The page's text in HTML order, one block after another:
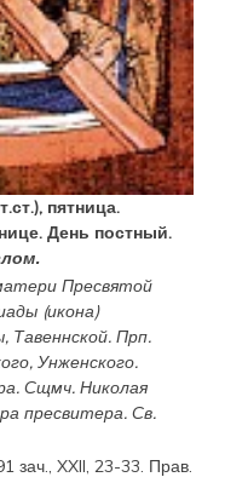
пятница.
День постный.
Пресвятой
(икона)
Тавеннской. Прп.
Унженского.
. Сщмч. Николая
пресвитера. Св.
зач., XXII, 23-33. Прав.